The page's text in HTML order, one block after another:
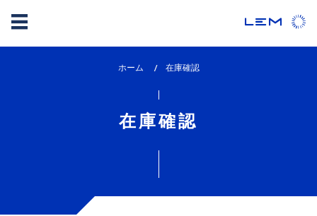
ホーム
lem_current_page
在庫確認
在庫確認